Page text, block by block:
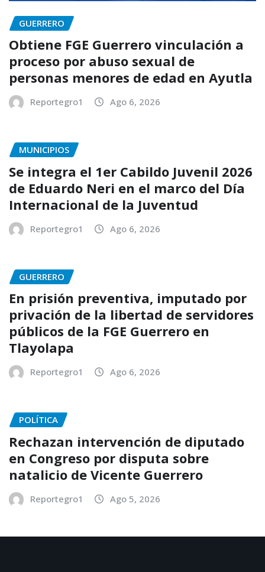
GUERRERO
Obtiene FGE Guerrero vinculación a
proceso por abuso sexual de
personas menores de edad en Ayutla
Reportegro1 Ago 6, 2026
MUNICIPIOS
Se integra el 1er Cabildo Juvenil 2026
de Eduardo Neri en el marco del Día
Internacional de la Juventud
Reportegro1 Ago 6, 2026
GUERRERO
En prisión preventiva, imputado por
privación de la libertad de servidores
públicos de la FGE Guerrero en
Tlayolapa
Reportegro1 Ago 6, 2026
POLÍTICA
Rechazan intervención de diputado
en Congreso por disputa sobre
natalicio de Vicente Guerrero
Reportegro1 Ago 5, 2026